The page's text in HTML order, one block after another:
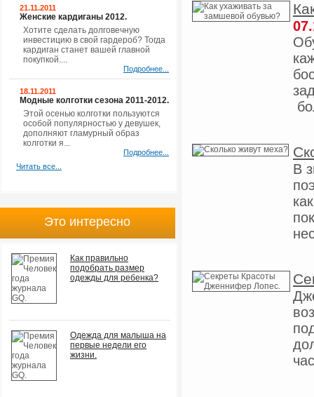
В
21.11.2011
Женские кардиганы 2012.
Хотите сделать долговечную
инвестицию в свой гардероб? Тогда
кардиган станет вашей главной
покупкой....
Подробнее...
18.11.2011
Модные колготки сезона 2011-2012.
Этой осенью колготки пользуются
особой популярностью у девушек,
дополняют гламурный образ
колготки я...
Подробнее...
Читать все...
Это интересно
Как правильно
подобрать размер
одежды для ребенка?
Одежда для малыша на
первые недели его
жизни.